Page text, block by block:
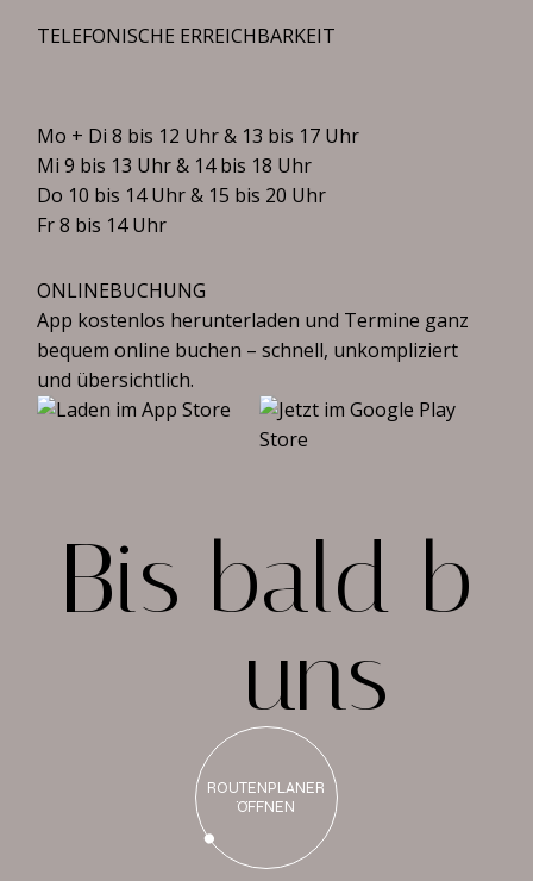
TELEFONISCHE ERREICHBARKEIT
Mo + Di 8 bis 12 Uhr & 13 bis 17 Uhr
Mi 9 bis 13 Uhr & 14 bis 18 Uhr
Do 10 bis 14 Uhr & 15 bis 20 Uhr
Fr 8 bis 14 Uhr
ONLINEBUCHUNG
App kostenlos herunterladen und Termine ganz
bequem online buchen – schnell, unkompliziert
und übersichtlich.
Bis bald b
uns
ROUTENPLANER
ÖFFNEN